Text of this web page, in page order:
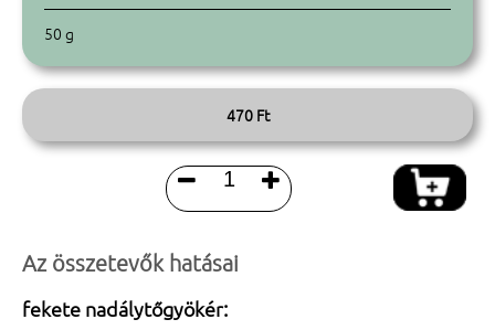
50 g
470 Ft
 
Az összetevők hatásai
fekete nadálytőgyökér: